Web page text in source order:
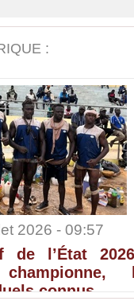
:
2026 - 09:57
de l’État
connus